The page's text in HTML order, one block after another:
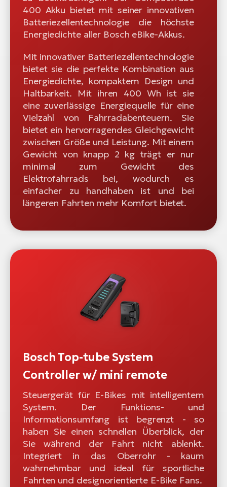
400 Akku bietet mit seiner innovativen
Batteriezellentechnologie die höchste
Energiedichte aller Bosch eBike-Akkus.
Mit innovativer Batteriezellentechnologie
bietet sie die perfekte Kombination aus
Energiedichte, kompaktem Design und
Haltbarkeit. Mit ihren 400 Wh ist sie
eine zuverlässige Energiequelle für eine
Vielzahl von Fahrradabenteuern. Sie
bietet ein hervorragendes Gleichgewicht
zwischen Größe und Leistung. Mit einem
Gewicht von knapp 2 kg trägt er nur
minimal zum Gewicht des
Elektrofahrrads bei, wodurch es
einfacher zu handhaben ist und bei
längeren Fahrten mehr Komfort bietet.
Bosch Top-tube System
Controller w/ mini remote
Steuergerät für E-Bikes mit intelligentem
System. Der Funktions- und
Informationsumfang ist begrenzt - so
haben Sie einen schnellen Überblick, der
Sie während der Fahrt nicht ablenkt.
Integriert in das Oberrohr - kaum
wahrnehmbar und ideal für sportliche
Fahrten und designorientierte E-Bike Fans.